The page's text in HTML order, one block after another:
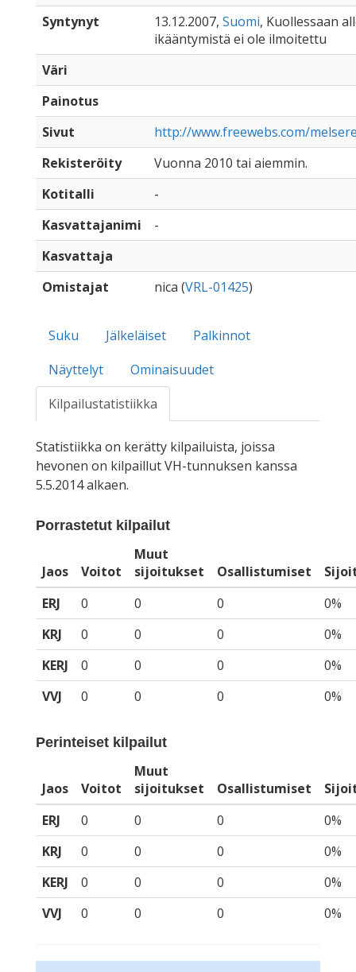
Syntynyt
13.12.2007, Suomi, Kuollessaan
ikääntymistä ei ole ilmoitettu
Väri
Painotus
Sivut
http://www.freewebs.com/
Rekisteröity
Vuonna 2010 tai aiemmin.
Kotitalli
-
Kasvattajanimi
-
Kasvattaja
Omistajat
nica (VRL-01425)
Suku Jälkeläiset
Palkinnot
Näyttelyt
Ominaisuudet
Kilpailustatistiikka
Statistiikka on kerätty kilpailuista, joissa
hevonen on kilpaillut VH-tunnuksen kanssa
5.5.2014 alkaen.
Porrastetut kilpailut
Jaos Voitot
Muut
sijoitukset
Osallistumiset
ERJ
0 0 0
0%
KRJ
0 0 0
0%
KERJ
0 0 0
0%
VVJ
0 0 0 0%
Perinteiset kilpailut
Jaos Voitot
Muut
sijoitukset
Osallistumiset
ERJ
0 0 0
0%
KRJ
0 0 0
0%
KERJ
0 0 0
0%
VVJ
0 0 0 0%